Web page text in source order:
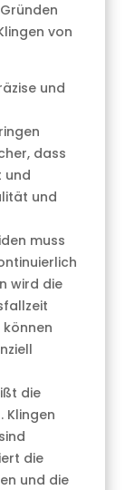
von
und
dass
und
und
muss
wird die
die
Klingen
die
und die